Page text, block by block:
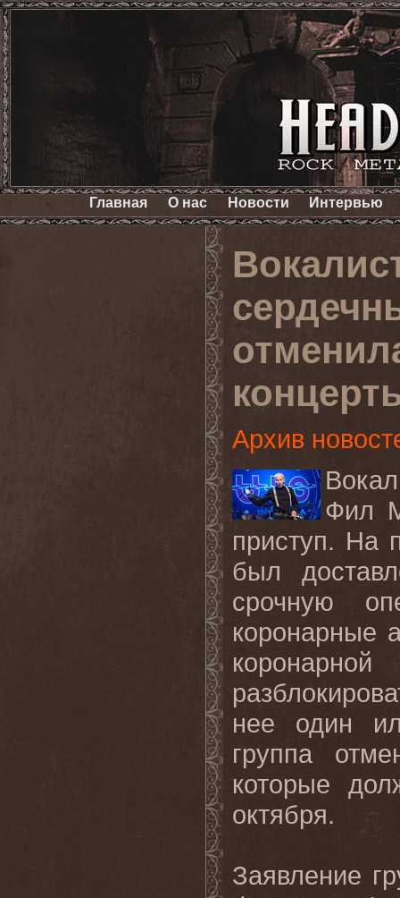
Главная О нас Новости Интервью
Архив
Фил
приступ. На
был
срочную
коронарные
нее один
группа
которые
октября.
Заявление